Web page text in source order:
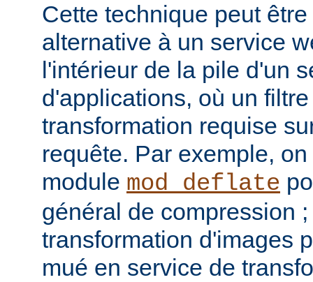
Cette technique peut
alternative à un service
l'intérieur de la pile d'un
d'applications, où un
transformation requise
requête. Par exemple,
module mod_deflate
général de compression
transformation d'images
mué en service de